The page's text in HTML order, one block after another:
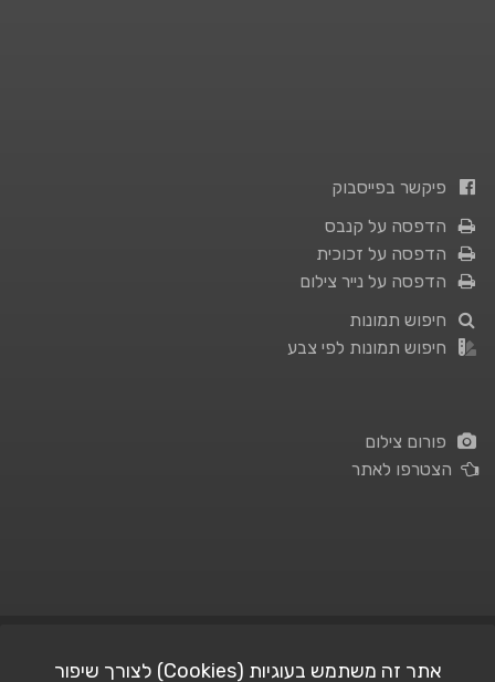
פיקשר בפייסבוק
הדפסה על קנבס
הדפסה על זכוכית
הדפסה על נייר צילום
חיפוש תמונות
חיפוש תמונות לפי צבע
פורום צילום
הצטרפו לאתר
אתר זה משתמש בעוגיות (Cookies) לצורך שיפור